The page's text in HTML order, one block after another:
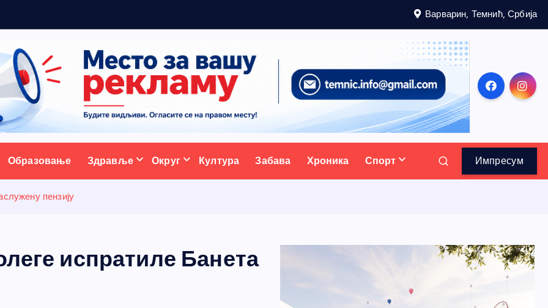
Варварин, Темнић, Србија
портал
Образовање Здравље Округ Култура Забава Хроника Спорт Импресум
пензију
испратиле Банета